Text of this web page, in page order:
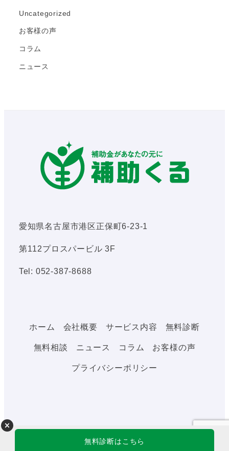
Uncategorized
お客様の声
コラム
ニュース
愛知県名古屋市港区正保町6-23-1
第112プロスパービル 3F
Tel: 052-387-8688
ホーム 会社概要 サービス内容 無料診断
無料相談 ニュース コラム お客様の声
プライバシーポリシー
©2021 補助くる All Rights Reserved.
無料診断はこちら